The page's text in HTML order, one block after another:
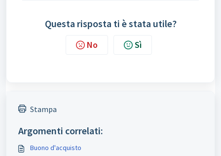
Questa risposta ti è stata utile?
No Sì
Stampa
Argomenti correlati:
Buono d'acquisto